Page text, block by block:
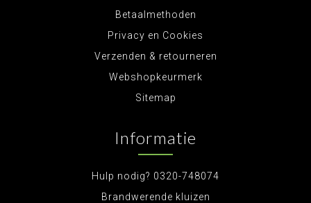
Betaalmethoden
Privacy en Cookies
Verzenden & retourneren
Webshopkeurmerk
Sitemap
Informatie
Hulp nodig? 0320-748074
Brandwerende kluizen